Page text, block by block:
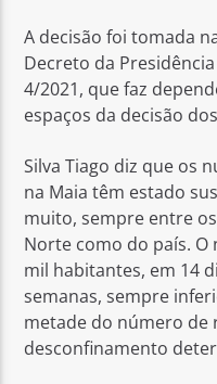
A decisão foi tomada
Decreto da
4/2021, que faz
espaços da decisão
Silva Tiago diz que os
na Maia têm estado
muito, sempre entre
Norte como do país.
mil habitantes, em 14
semanas, sempre
metade do número de
desconfinamento